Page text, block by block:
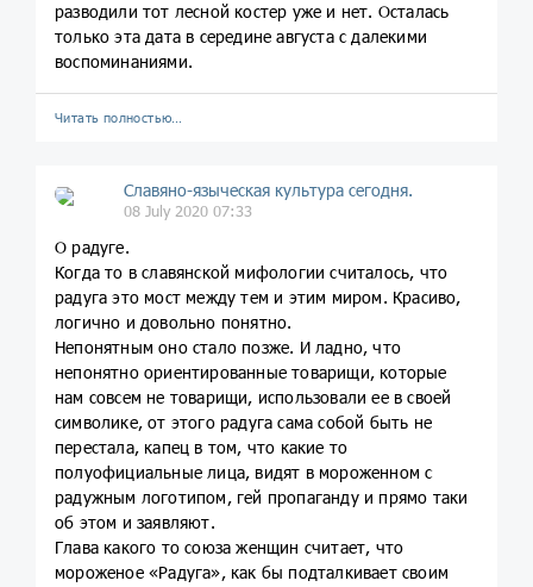
разводили тот лесной костер уже и нет. Осталась
только эта дата в середине августа с далекими
воспоминаниями.
Читать полностью…
Славяно-языческая культура сегодня.
08 July 2020 07:33
О радуге.
Когда то в славянской мифологии считалось, что
радуга это мост между тем и этим миром. Красиво,
логично и довольно понятно.
Непонятным оно стало позже. И ладно, что
непонятно ориентированные товарищи, которые
нам совсем не товарищи, использовали ее в своей
символике, от этого радуга сама собой быть не
перестала, капец в том, что какие то
полуофициальные лица, видят в мороженном с
радужным логотипом, гей пропаганду и прямо таки
об этом и заявляют.
Глава какого то союза женщин считает, что
мороженое «Радуга», как бы подталкивает своим